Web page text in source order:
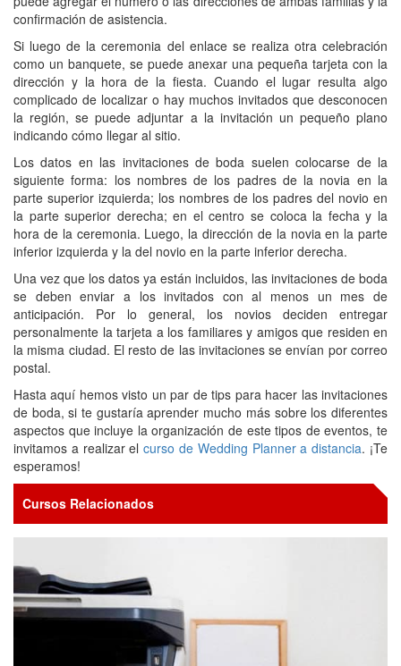
confirmación de asistencia.
Si luego de la ceremonia del enlace se realiza otra celebración
como un banquete, se puede anexar una pequeña tarjeta con la
dirección y la hora de la fiesta. Cuando el lugar resulta algo
complicado de localizar o hay muchos invitados que desconocen
la región, se puede adjuntar a la invitación un pequeño plano
indicando cómo llegar al sitio.
Los datos en las invitaciones de boda suelen colocarse de la
siguiente forma: los nombres de los padres de la novia en la
parte superior izquierda; los nombres de los padres del novio en
la parte superior derecha; en el centro se coloca la fecha y la
hora de la ceremonia. Luego, la dirección de la novia en la parte
inferior izquierda y la del novio en la parte inferior derecha.
Una vez que los datos ya están incluidos, las invitaciones de boda
se deben enviar a los invitados con al menos un mes de
anticipación. Por lo general, los novios deciden entregar
personalmente la tarjeta a los familiares y amigos que residen en
la misma ciudad. El resto de las invitaciones se envían por correo
postal.
Hasta aquí hemos visto un par de tips para hacer las invitaciones
de boda, si te gustaría aprender mucho más sobre los diferentes
aspectos que incluye la organización de este tipos de eventos, te
invitamos a realizar elcurso de Wedding Planner a distancia. ¡Te
esperamos!
Cursos Relacionados